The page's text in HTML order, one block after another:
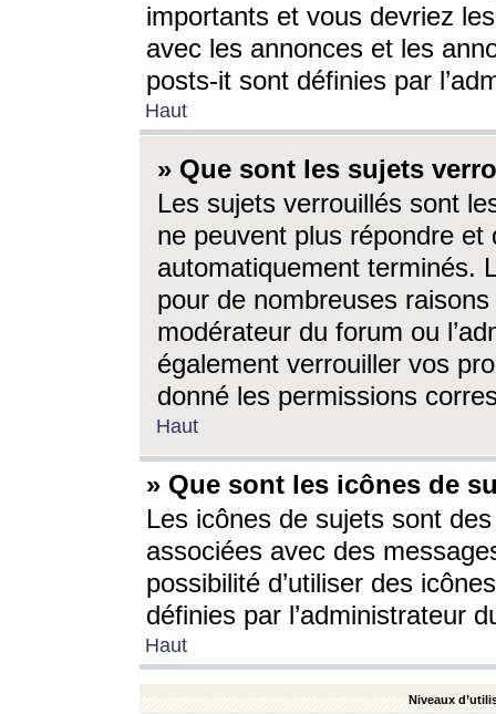
importants et vous devriez
avec les annonces et les
posts-it sont définies par
Haut
» Que sont les sujets
Les sujets verrouillés sont
ne peuvent plus répondre
automatiquement terminés.
pour de nombreuses
modérateur du forum ou
également verrouiller vos
donné les permissions
Haut
» Que sont les icônes de
Les icônes de sujets sont
associées avec des
possibilité d’utiliser des
définies par l’administrateur
Haut
Niveaux